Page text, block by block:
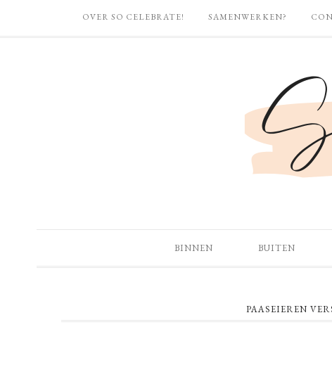
OVER SO CELEBRATE! SAMENWERKEN?
BINNEN BUITEN
PAASEIEREN